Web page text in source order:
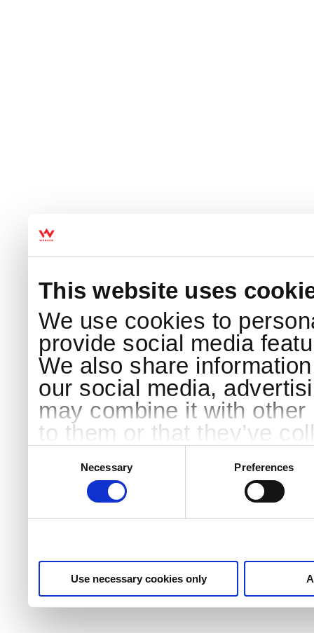
This website uses
We use cookies to
provide social media
We also share
our social media,
may combine it with
to them or that they’ve
Necessary Preferences
Use necessary cookies only